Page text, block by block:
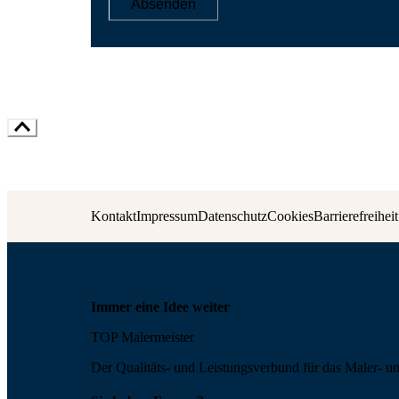
Absenden
KontaktImpressumDatenschutzCookiesBarrierefreiheit
Immer eine Idee weiter
TOP Malermeister
Der Qualitäts- und Leis­tungs­ver­bund für das Maler-